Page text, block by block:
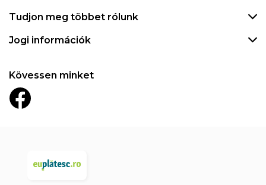
Tudjon meg többet rólunk
Jogi információk
Kövessen minket